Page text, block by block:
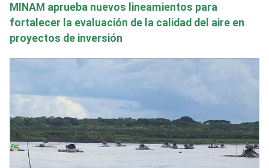
MINAM aprueba nuevos lineamientos para
fortalecer la evaluación de la calidad del aire en
proyectos de inversión